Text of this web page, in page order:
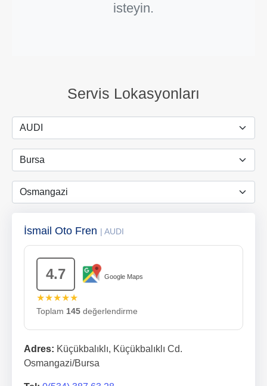
isteyin.
Servis Lokasyonları
İsmail Oto Fren | AUDI
4.7 Google Maps
★★★★★
Toplam 145 değerlendirme
Adres: Küçükbalıklı, Küçükbalıklı Cd.
Osmangazi/Bursa